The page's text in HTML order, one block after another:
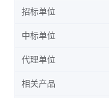
招标单位
中标单位
代理单位
相关产品